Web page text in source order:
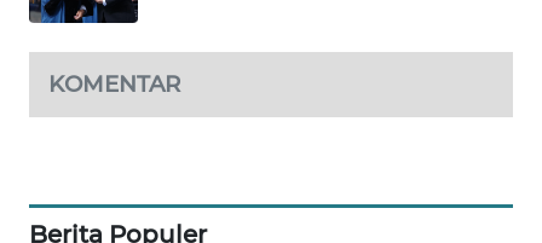
KOMENTAR
Berita Populer
WN
INDRAMAYU
WN